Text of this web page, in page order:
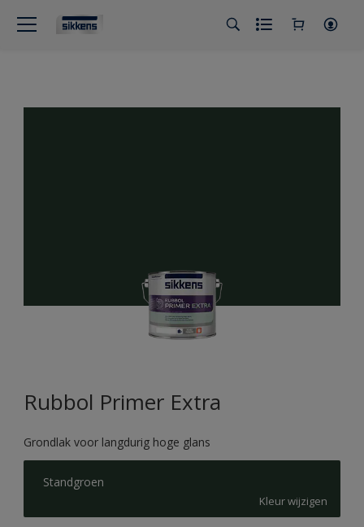
Rubbol Primer Extra
Grondlak voor langdurig hoge glans
Standgroen
Kleur wijzigen